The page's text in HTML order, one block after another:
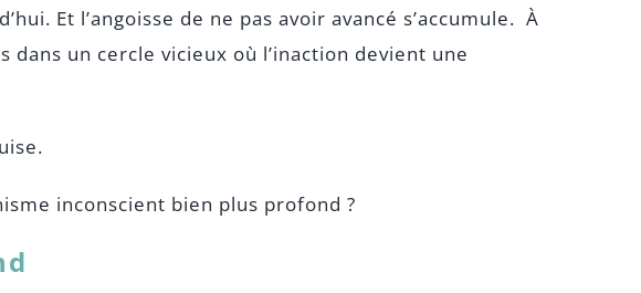
Et l’angoisse de ne pas avoir avancé s’accumule. À
un cercle vicieux où l’inaction devient une
inconscient bien plus profond ?